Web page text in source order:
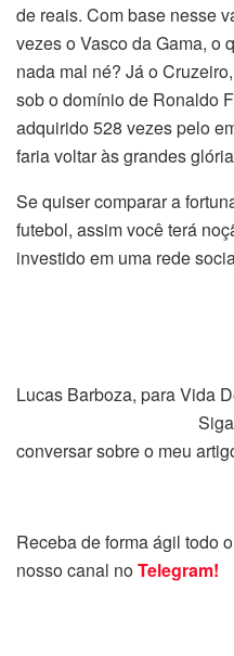
de reais. Com base nesse
vezes o Vasco da Gama, o
nada mal né? Já o
sob o domínio de Ronaldo
adquirido 528 vezes pelo
faria voltar às grandes
Se quiser comparar a
futebol, assim você terá
investido em uma rede
Lucas Barboza, para
Sigam-me no
conversar sobre o meu
Receba de forma ágil todo
nosso canal noTelegram!